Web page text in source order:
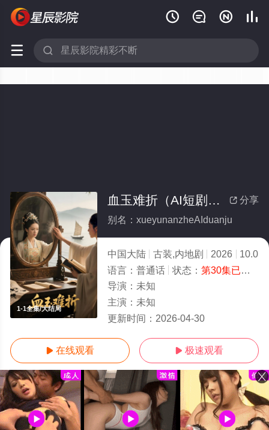
   
 
1-1全集/大结局
 分享
血玉难折（AI短剧）(全集)
别名：xueyunanzheAIduanju
中国大陆 古装,内地剧 2026
10.0
语言： 普通话 状态： 第30集已完结
导演： 未知
主演： 未知
更新时间： 2026-04-30
 在线观看  极速观看